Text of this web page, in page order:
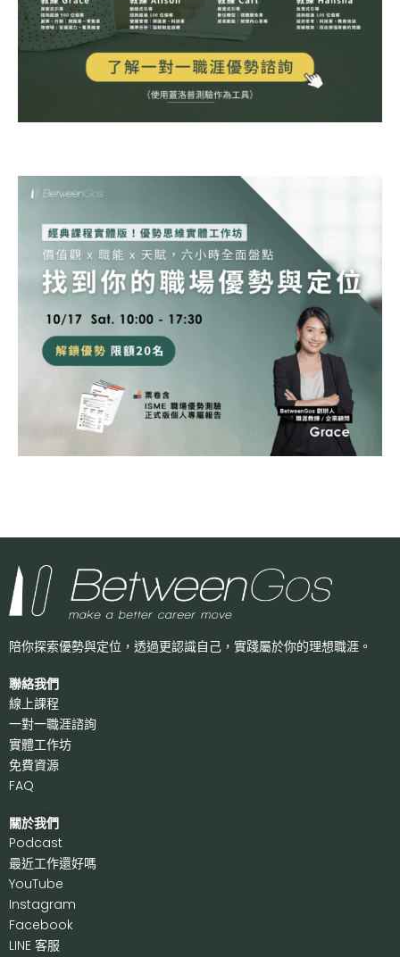
陪你探索優勢與定位，透過更認識自己， 實踐屬於你的理想職涯。
聯絡我們
線上課程
一對一職涯諮詢
實體工作坊
免費資源
FAQ
關於我們
Podcast
最近工作還好嗎
YouTube
Instagram
Facebook
LINE 客服